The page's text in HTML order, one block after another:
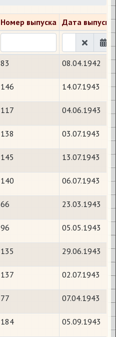
Номер выпуска Дата выпуска
83 08.04.1942
146 14.07.1943
117 04.06.1943
138 03.07.1943
145 13.07.1943
140 06.07.1943
66 23.03.1943
96 05.05.1943
135 29.06.1943
137 02.07.1943
77 07.04.1943
184 05.09.1943